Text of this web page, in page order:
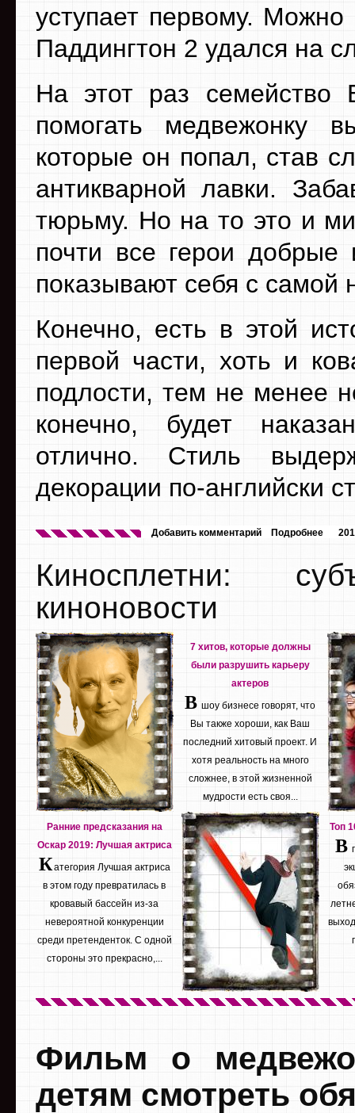
уступает первому. Можно
Паддингтон 2 удался на
На этот раз семейство
помогать медвежонку
которые он попал, став
антикварной лавки.
тюрьму. Но на то это и
почти все герои
показывают себя с самой
Конечно, есть в этой
первой части, хоть и
подлости, тем не менее
конечно, будет
отлично. Стиль
декорации по-английски
Добавить комментарий Подробнее
Киносплетни:
киноновости
Ранние предсказания на
Оскар 2019: Лучшая актриса
Категория Лучшая актриса
в этом году превратилась в
кровавый бассейн из-за
невероятной конкуренции
среди претенденток. С одной
стороны это прекрасно,...
7 хитов, которые должны
были разрушить карьеру
актеров
В шоу бизнесе говорят, что
Вы также хороши, как Ваш
последний хитовый проект. И
хотя реальность на много
сложнее, в этой жизненной
мудрости есть своя...
Топ
В
Фильм о
детям смотреть